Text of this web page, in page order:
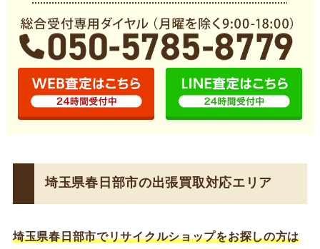
埼玉県春日部市の出張買取対応エリア
埼玉県春日部市でリサイクルショップをお探しの方は